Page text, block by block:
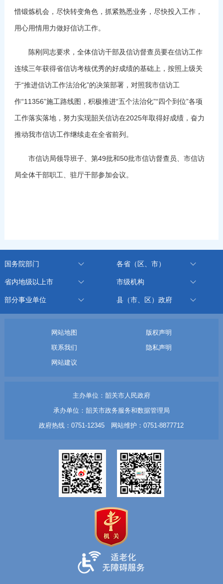
惜锻炼机会，尽快转变角色，抓紧熟悉业务，尽快投入工作，
用心用情用力做好信访工作。
陈刚同志要求，全体信访干部及信访督查员要在信访工作
连续三年获得省信访考核优秀的好成绩的基础上，按照上级关
于“推进信访工作法治化”的决策部署，对照我市信访工
作“11356”施工路线图，积极推进“五个法治化”“四个到位”各项
工作落实落地，努力实现韶关信访在2025年取得好成绩，奋力
推动我市信访工作继续走在全省前列。
市信访局领导班子、第49批和50批市信访督查员、市信访
局全体干部职工、驻厅干部参加会议。
国务院部门 各省（区、市）
省内地级以上市 市级机构
部分事业单位 县（市、区）政府
网站地图
版权声明
联系我们
隐私声明
网站建议
主办单位：韶关市人民政府
承办单位：韶关市政务服务和数据管理局
政府热线：0751-12345 网站维护：0751-8877712